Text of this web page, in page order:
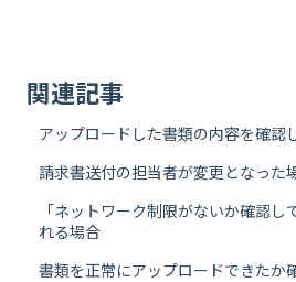
関連記事
アップロードした書類の内容を確認
請求書送付の担当者が変更となった
「ネットワーク制限がないか確認
れる場合
書類を正常にアップロードできたか